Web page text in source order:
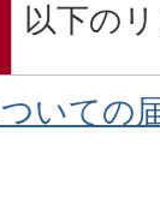
以下の
いての